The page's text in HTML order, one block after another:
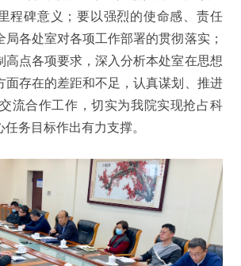
程碑意义；要以强烈的使命感、责任
局各处室对各项工作部署的贯彻落实；
高点各项要求，深入分析本处室在思想
面存在的差距和不足，认真谋划、推进
流合作工作，切实为我院实现抢占科
务目标作出有力支撑。